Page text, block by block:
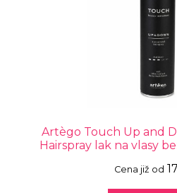
Artègo Touch Up and
Hairspray lak na vlasy
Cena již od